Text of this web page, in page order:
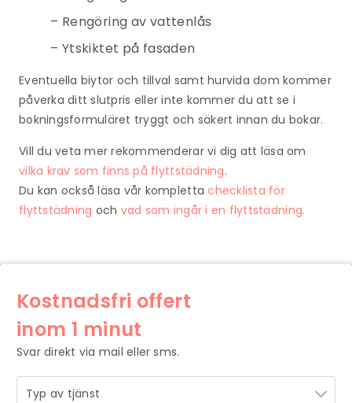
– Rengöring av vattenlås
– Ytskiktet på fasaden
Eventuella biytor och tillval samt hurvida dom kommer
påverka ditt slutpris eller inte kommer du att se i
bokningsformuläret tryggt och säkert innan du bokar.
Vill du veta mer rekommenderar vi dig att läsa om
vilka krav som finns på flyttstädning.
Du kan också läsa vår komplettachecklista för
flyttstädning och vad som ingår i en flyttstädning.
Kostnadsfri offert
inom 1 minut
Svar direkt via mail eller sms.